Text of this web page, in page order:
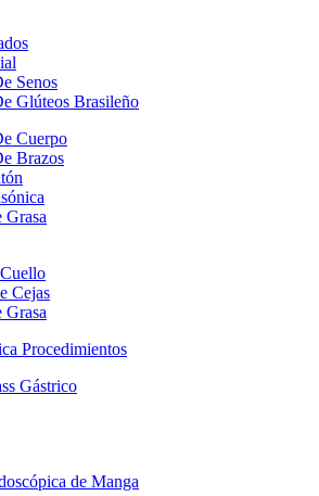
Senos
Glúteos Brasileño
Cuerpo
Brazos
Grasa
Cejas
Grasa
Procedimientos
Gástrico
de Manga